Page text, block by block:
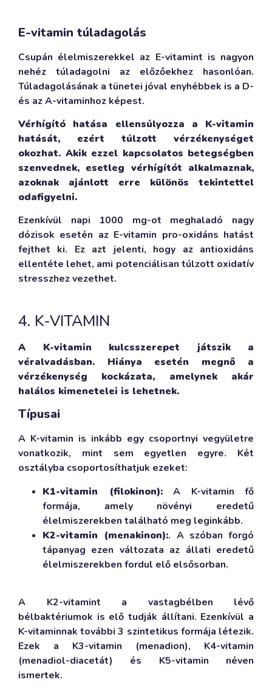
E-vitamin túladagolás
Csupán élelmiszerekkel az E-vitamint is nagyon
nehéz túladagolni az előzőekhez hasonlóan.
Túladagolásának a tünetei jóval enyhébbek is a D-
és az A-vitaminhoz képest.
Vérhígító hatása ellensúlyozza a K-vitamin
hatását, ezért túlzott vérzékenységet
okozhat. Akik ezzel kapcsolatos betegségben
szenvednek, esetleg vérhígítót alkalmaznak,
azoknak ajánlott erre különös tekintettel
odafigyelni.
Ezenkívül napi 1000 mg-ot meghaladó nagy
dózisok esetén az E-vitamin pro-oxidáns hatást
fejthet ki. Ez azt jelenti, hogy az antioxidáns
ellentéte lehet, ami potenciálisan túlzott oxidatív
stresszhez vezethet.
4. K-VITAMIN
A K-vitamin kulcsszerepet játszik a
véralvadásban. Hiánya esetén megnő a
vérzékenység kockázata, amelynek akár
halálos kimenetelei is lehetnek.
Típusai
A K-vitamin is inkább egy csoportnyi vegyületre
vonatkozik, mint sem egyetlen egyre. Két
osztályba csoportosíthatjuk ezeket:
K1-vitamin (filokinon):A K-vitamin fő
formája, amely növényi eredetű
élelmiszerekben található meg leginkább.
K2-vitamin (menakinon):. A szóban forgó
tápanyag ezen változata az állati eredetű
élelmiszerekben fordul elő elsősorban.
A K2-vitamint a vastagbélben lévő
bélbaktériumok is elő tudják állítani. Ezenkívül a
K-vitaminnak további 3 szintetikus formája létezik.
Ezek a K3-vitamin (menadion), K4-vitamin
(menadiol-diacetát) és K5-vitamin néven
ismertek.